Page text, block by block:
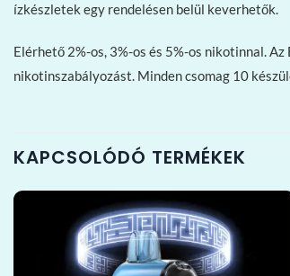
ízkészletek egy rendelésen belül keverhetők.
Elérhető 2%-os, 3%-os és 5%-os nikotinnal.
nikotinszabályozást. Minden csomag 10
KAPCSOLÓDÓ TERMÉKEK